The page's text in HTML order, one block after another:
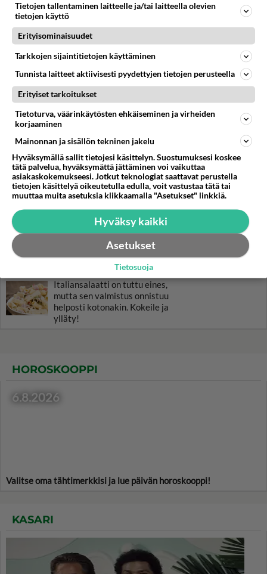
RESEPTIT
Entrecote on pihvien aatelia.
Simppeli sokerikakku
valmistuu näppärästi
leipomisen perusraaka-
aineista.
Helppo vuokaleipä valmistuu
Italiansalaatti on tuttu eines,
mutta sen valmistus onnistuu
helposti kotonakin. Kokeile ja
ylläty!
HOROSKOOPPI
6.8.2026
Valitse oma tähtimerkkisi ja lue päivän horoskooppi!
KASARI
Tietojen tallentaminen laitteelle ja/tai laitteella olevien
tietojen käyttö
Erityisominaisuudet
Tarkkojen sijaintitietojen käyttäminen
Tunnista laitteet aktiivisesti pyydettyjen tietojen perusteella
Erityiset tarkoitukset
Tietoturva, väärinkäytösten ehkäiseminen ja virheiden
korjaaminen
Mainonnan ja sisällön tekninen jakelu
Hyväksymällä sallit tietojesi käsittelyn. Suostumuksesi koskee
tätä palvelua, hyväksymättä jättäminen voi vaikuttaa
asiakaskokemukseesi. Jotkut teknologiat saattavat perustella
tietojen käsittelyä oikeutetulla edulla, voit vastustaa tätä tai
muuttaa muita asetuksia klikkaamalla "Asetukset" linkkiä.
Hyväksy kaikki
Asetukset
Tietosuoja